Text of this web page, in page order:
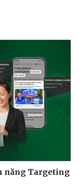
năng Targeting